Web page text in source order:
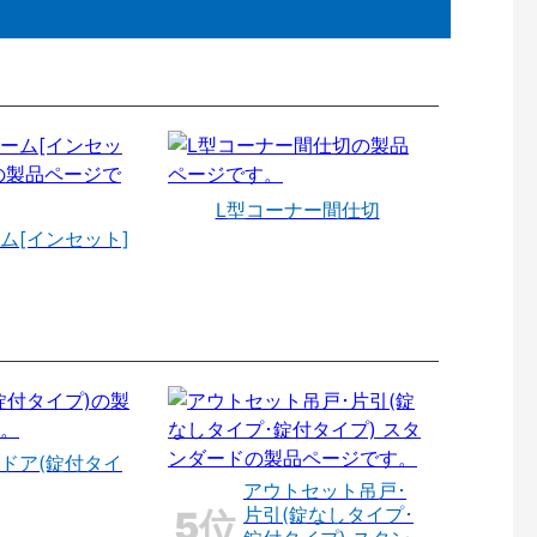
[インセット]
L型コーナー間仕切
ア(錠付タイ
アウトセット吊戸･
片引(錠なしタイプ･